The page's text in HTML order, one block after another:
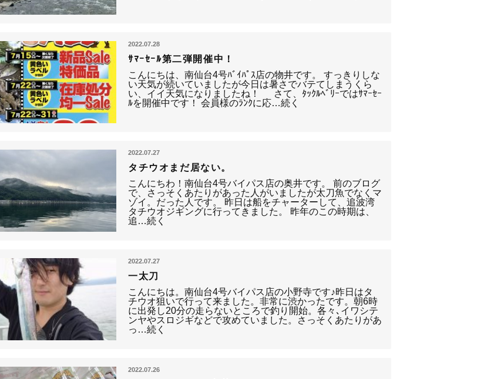
2022.07.28
ｻﾏｰｾｰﾙ第二弾開催中！
こんにちは、南仙台4号ﾊﾞｲﾊﾟｽ店の物井です。 すっきりしな
い天気が続いていましたが今日は暑さでバテてしまうくら
い、イイ天気になりましたね！ さて、ﾀｯｸﾙﾍﾞﾘｰではｻﾏｰｾｰ
ﾙを開催中です！ 会員様のﾗﾝｸに応…続く
2022.07.27
タチウオまだ居ない。
こんにちわ！南仙台4号バイパス店の奥井です。 前のブログ
で、さっそくあたりがあった人がいましたが太刀魚でなくマ
ゾイ。だった人です。 昨日は船をチャーターして、追波湾
タチウオジギングに行ってきました。 昨年のこの時期は、
追…続く
2022.07.27
一太刀
こんにちは。南仙台4号バイパス店の小野寺です♪昨日はタ
チウオ狙いで行って来ました。非常に渋かったです。朝6時
に出発し20分の走らないところで釣り開始。各々､イワシテ
ンヤやスロジギなどで攻めていました。さっそくあたりがあ
っ…続く
2022.07.26